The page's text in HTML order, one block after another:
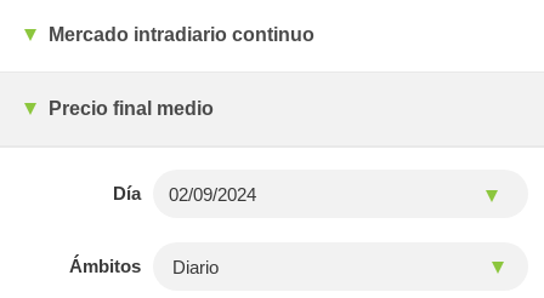
Mercado intradiario continuo
Precio final medio
Día
Ámbitos